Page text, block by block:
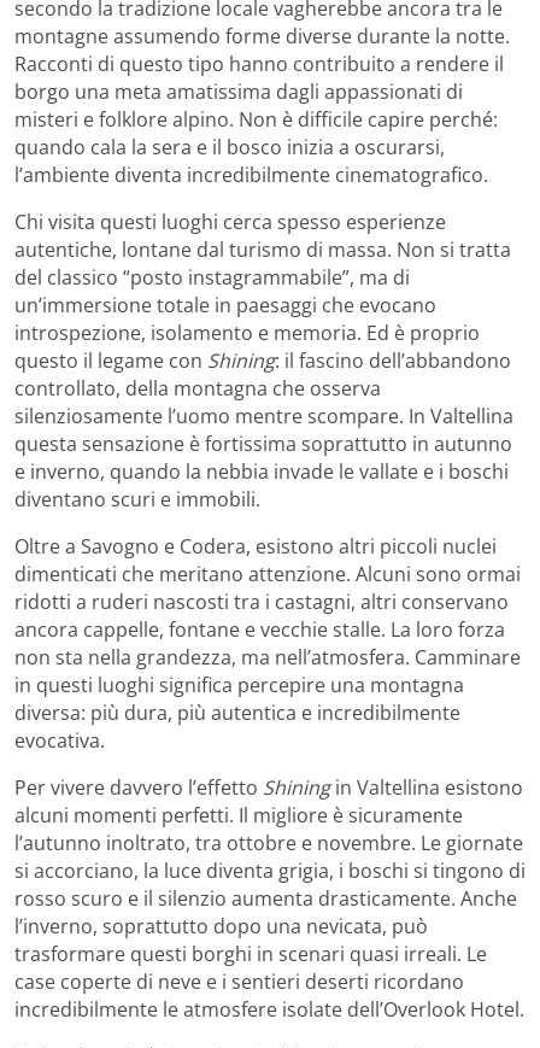
secondo la tradizione locale vagherebbe ancora tra le
montagne assumendo forme diverse durante la notte.
Racconti di questo tipo hanno contribuito a rendere il
borgo una meta amatissima dagli appassionati di
misteri e folklore alpino. Non è difficile capire perché:
quando cala la sera e il bosco inizia a oscurarsi,
l’ambiente diventa incredibilmente cinematografico.
Chi visita questi luoghi cerca spesso esperienze
autentiche, lontane dal turismo di massa. Non si tratta
del classico “posto instagrammabile”, ma di
un’immersione totale in paesaggi che evocano
introspezione, isolamento e memoria. Ed è proprio
questo il legame con Shining: il fascino dell’abbandono
controllato, della montagna che osserva
silenziosamente l’uomo mentre scompare. In Valtellina
questa sensazione è fortissima soprattutto in autunno
e inverno, quando la nebbia invade le vallate e i boschi
diventano scuri e immobili.
Oltre a Savogno e Codera, esistono altri piccoli nuclei
dimenticati che meritano attenzione. Alcuni sono ormai
ridotti a ruderi nascosti tra i castagni, altri conservano
ancora cappelle, fontane e vecchie stalle. La loro forza
non sta nella grandezza, ma nell’atmosfera. Camminare
in questi luoghi significa percepire una montagna
diversa: più dura, più autentica e incredibilmente
evocativa.
Per vivere davvero l’effetto Shiningin Valtellina esistono
alcuni momenti perfetti. Il migliore è sicuramente
l’autunno inoltrato, tra ottobre e novembre. Le giornate
si accorciano, la luce diventa grigia, i boschi si tingono di
rosso scuro e il silenzio aumenta drasticamente. Anche
l’inverno, soprattutto dopo una nevicata, può
trasformare questi borghi in scenari quasi irreali. Le
case coperte di neve e i sentieri deserti ricordano
incredibilmente le atmosfere isolate dell’Overlook Hotel.